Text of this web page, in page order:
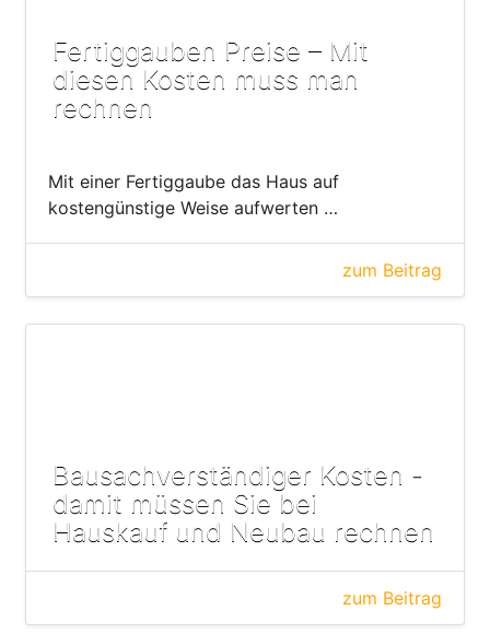
Fertiggauben Preise – Mit
diesen Kosten muss man
rechnen
Mit einer Fertiggaube das Haus auf
kostengünstige Weise aufwerten …
zum Beitrag
Bausachverständiger Kosten -
damit müssen Sie bei
Hauskauf und Neubau rechnen
zum Beitrag